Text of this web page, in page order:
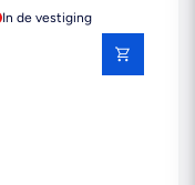
In de vestiging